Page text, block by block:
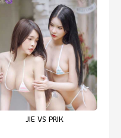
JIE VS PRIK